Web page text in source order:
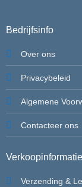
Bedrijfsinfo
Over ons
Privacybeleid
Algemene
Contacteer ons
Verkoopinformatie
Verzending &